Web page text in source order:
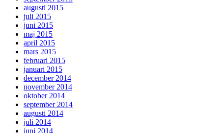
augusti 2015
juli 2015
juni 2015
maj 2015
april 2015
mars 2015
februari 2015
januari 2015
december 2014
november 2014
oktober 2014
september 2014
augusti 2014
juli 2014
juni 2014